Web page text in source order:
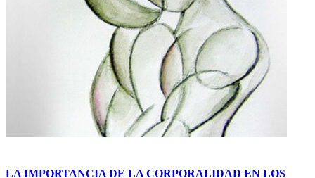
LA IMPORTANCIA DE LA CORPORALIDAD EN LOS